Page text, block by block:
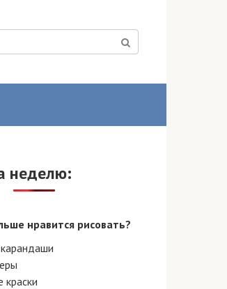
неделю:
нравится рисовать?
краски